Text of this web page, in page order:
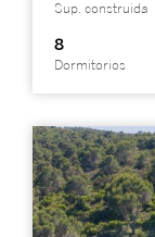
Sup. construida
8
Dormitorios